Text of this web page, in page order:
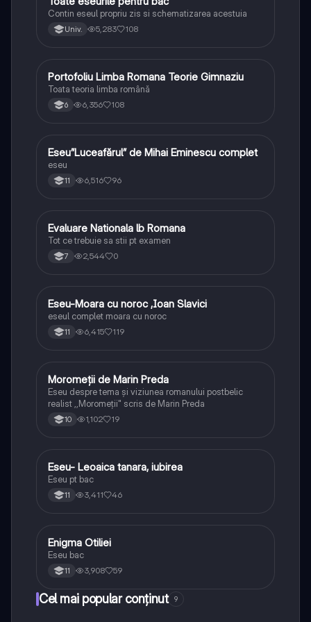
Contin eseul propriu zis si schematizarea acestuia
Univ. 5,283 108
Limba și literatura română
Portofoliu Limba Romana Teorie Gimnaziu
Toata teoria limba română
6 6,356 108
Limba și literatura română
Eseu”Luceafărul” de Mihai Eminescu complet
eseu
11 6,516 96
Limba și literatura română
Evaluare Nationala lb Romana
Tot ce trebuie sa stii pt examen
7 2,544 0
Limba și literatura română
Eseu-Moara cu noroc ,Ioan Slavici
eseul complet moara cu noroc
11 6,415 119
Limba și literatura română
Moromeții de Marin Preda
Eseu despre tema și viziunea romanului postbelic
realist ,,Moromeții" scris de Marin Preda
10 1,102 19
Limba și literatura română
Eseu- Leoaica tanara, iubirea
Eseu pt bac
11 3,411 46
Limba și literatura română
Enigma Otiliei
Eseu bac
11 3,908 59
Cel mai popular conținut 9